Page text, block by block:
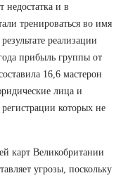
недостатка и в
тренироваться во имя
реализации
прибыль группы от
16,6 мастерон
лица и
которых не
карт Великобритании
угрозы, поскольку